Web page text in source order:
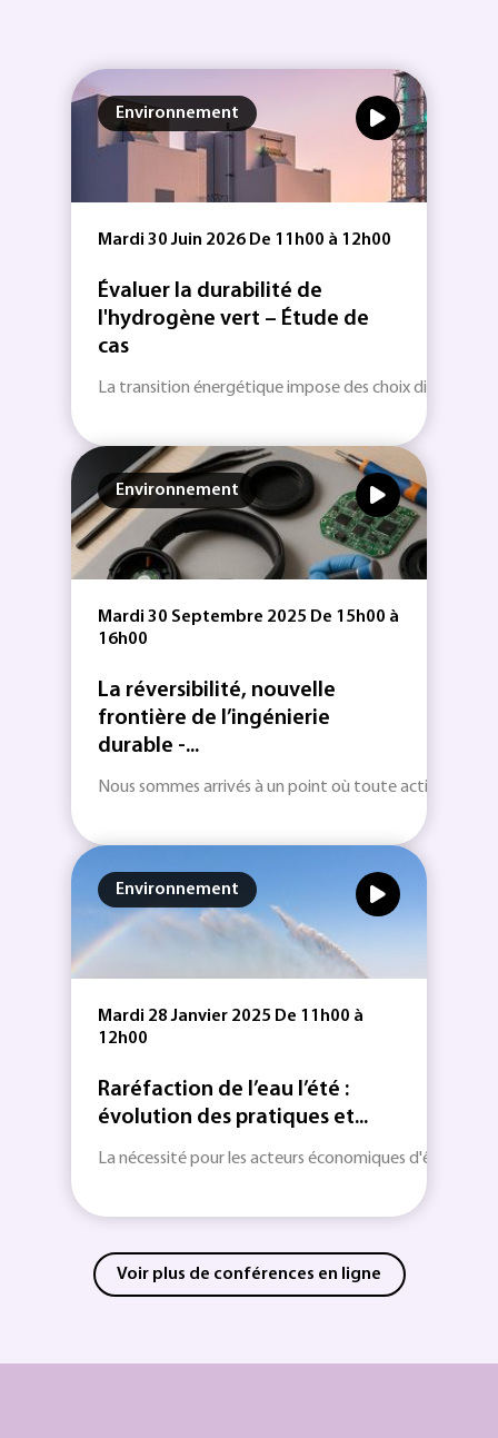
Environnement
Mardi 30 Juin 2026 De 11h00 à 12h00
Évaluer la durabilité de
l'hydrogène vert – Étude de
cas
La transition énergétique impose des choix difficiles....
Environnement
Mardi 30 Septembre 2025 De 15h00 à
16h00
La réversibilité, nouvelle
frontière de l’ingénierie
durable -...
Nous sommes arrivés à un point où toute activité
Environnement
Mardi 28 Janvier 2025 De 11h00 à
12h00
Raréfaction de l’eau l’été :
évolution des pratiques et...
La nécessité pour les acteurs économiques d'être plus...
Voir plus de conférences en ligne